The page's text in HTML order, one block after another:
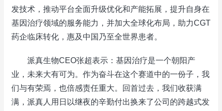
发技术，推动平台全面升级优化和产能拓展，提升自身在
基因治疗领域的服务能力，并加大全球化布局，助力CGT
药企临床转化，惠及中国乃至全世界患者。
派真生物CEO张超表示：基因治疗是一个朝阳产
业，未来大有可为。作为奋斗在这个赛道中的一份子，我
们与有荣焉，也倍感责任重大。回首过去，我们收获满
满，派真人用日以继夜的辛勤付出换来了公司的跨越式发